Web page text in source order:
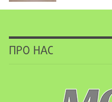
ПРО НАС